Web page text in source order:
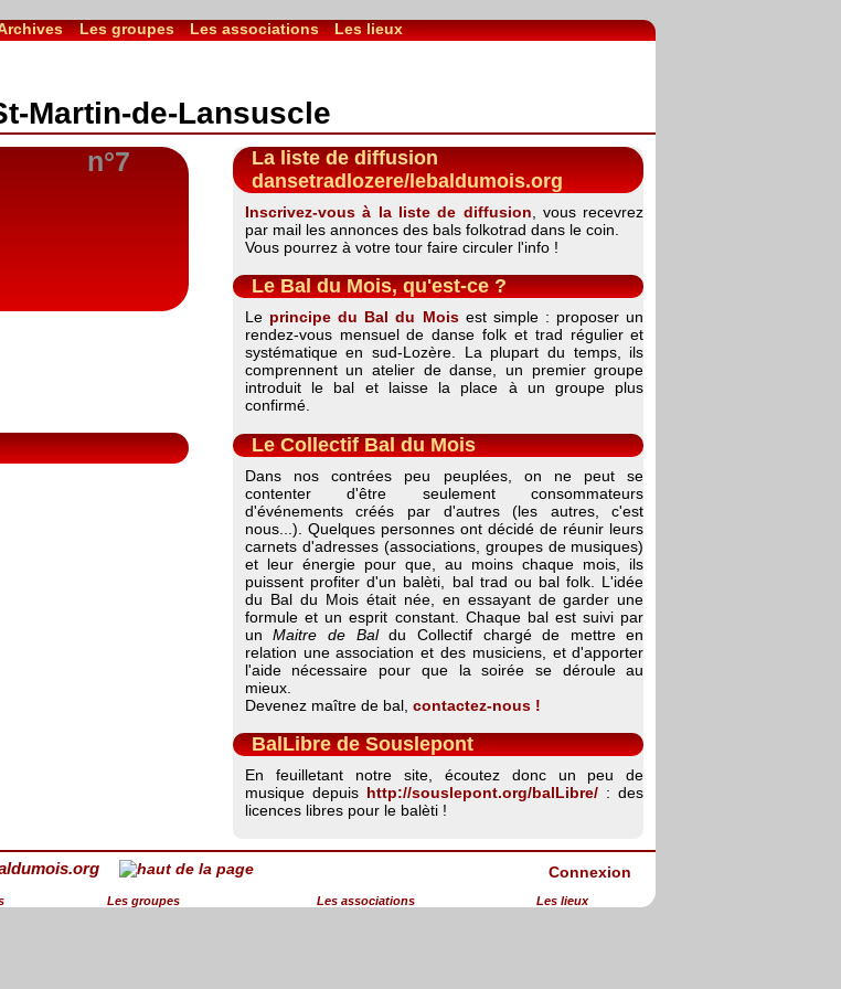
Les groupes Les associations Les lieux
Martin-de-Lansuscle
n°7
La liste de diffusion
dansetradlozere/lebaldumois.org
Inscrivez-vous à la liste de diffusion , vous recevrez
par mail les annonces des bals folkotrad dans le coin.
Vous pourrez à votre tour faire circuler l'info !
Le Bal du Mois, qu'est-ce ?
Le principe du Bal du Moisest simple : proposer un
rendez-vous mensuel de danse folk et trad régulier et
systématique en sud-Lozère. La plupart du temps, ils
comprennent un atelier de danse, un premier groupe
introduit le bal et laisse la place à un groupe plus
confirmé.
Le Collectif Bal du Mois
Dans nos contrées peu peuplées, on ne peut se
contenter d'être seulement consommateurs
d'événements créés par d'autres (les autres, c'est
nous...). Quelques personnes ont décidé de réunir leurs
carnets d'adresses (associations, groupes de musiques)
et leur énergie pour que, au moins chaque mois, ils
puissent profiter d'un balèti, bal trad ou bal folk. L'idée
du Bal du Mois était née, en essayant de garder une
formule et un esprit constant. Chaque bal est suivi par
unMaitre de Baldu Collectif chargé de mettre en
relation une association et des musiciens, et d'apporter
l'aide nécessaire pour que la soirée se déroule au
mieux.
Devenez maître de bal, contactez-nous !
BalLibre de Souslepont
En feuilletant notre site, écoutez donc un peu de
musique depuis http://souslepont.org/balLibre/ : des
licences libres pour le balèti !
Connexion
Les groupes Les associations Les lieux